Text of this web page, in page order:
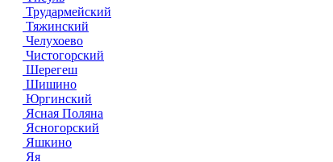
Трудармейский
Тяжинский
Челухоево
Чистогорский
Шерегеш
Шишино
Юргинский
Ясная Поляна
Ясногорский
Яшкино
Яя